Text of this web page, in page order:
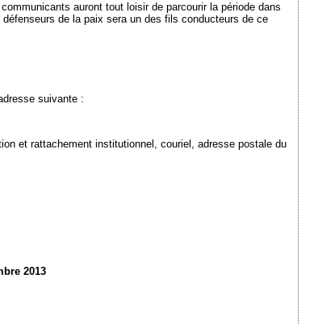
auront tout loisir de parcourir la période dans
de la paix sera un des fils conducteurs de ce
suivante :
et rattachement institutionnel, couriel, adresse postale du
2013